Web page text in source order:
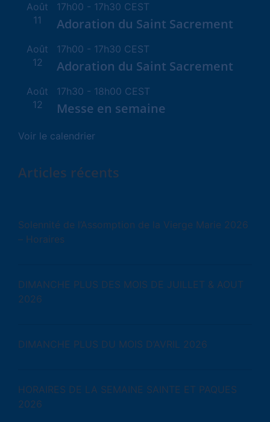
Août
11
17h00 - 17h30 CEST
Adoration du Saint Sacrement
Août
12
17h00 - 17h30 CEST
Adoration du Saint Sacrement
Août
12
17h30 - 18h00 CEST
Messe en semaine
Voir le calendrier
Articles récents
Solennité de l’Assomption de la Vierge Marie 2026
– Horaires
DIMANCHE PLUS DES MOIS DE JUILLET & AOUT
2026
DIMANCHE PLUS DU MOIS D’AVRIL 2026
HORAIRES DE LA SEMAINE SAINTE ET PAQUES
2026